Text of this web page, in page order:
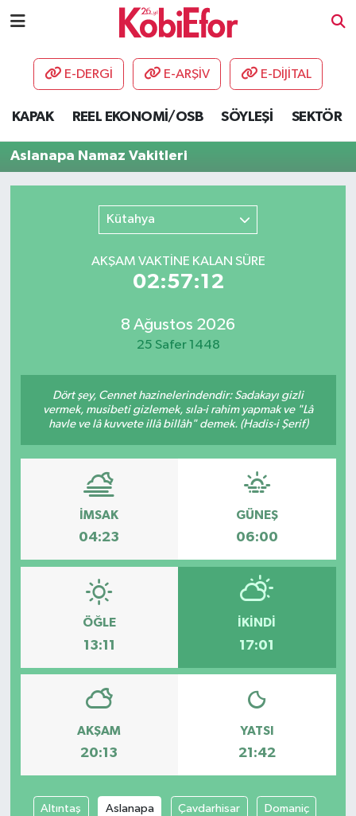
E-DERGİ E-ARŞİV E-DİJİTAL
KAPAK REEL EKONOMİ/OSB SÖYLEŞİ SEKTÖR
Aslanapa Namaz Vakitleri
Kütahya
AKŞAM VAKTİNE KALAN SÜRE
02:57:12
8 Ağustos 2026
25 Safer 1448
Dört şey, Cennet hazinelerindendir: Sadakayı gizli
vermek, musibeti gizlemek, sıla-i rahim yapmak ve "Lâ
havle ve lâ kuvvete illâ billâh" demek. (Hadis-i Şerif)
İMSAK
04:23
GÜNEŞ
06:00
ÖĞLE
13:11
İKINDI
17:01
AKŞAM
20:13
YATSI
21:42
Altıntaş Aslanapa Çavdarhisar Domaniç
AKADEMİ
DESTEK-TEŞVİK
HABERLER
ŞİRKET PANO